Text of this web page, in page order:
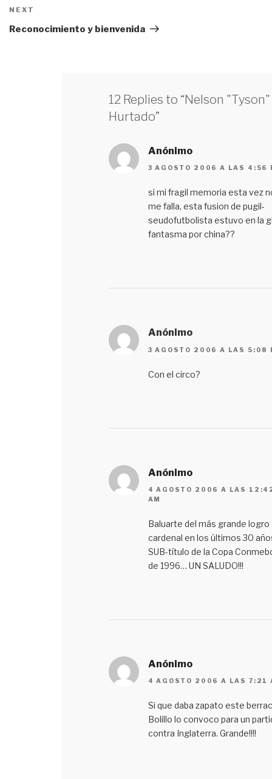
Next
Post
NEXT
Reconocimiento y bienvenida
12 Replies to “Nelson "Tyson"
Hurtado”
Anónimo
3 AGOSTO 2006 A LAS 4:56
si mi fragil memoria esta vez
me falla, esta fusion de pugil-
seudofutbolista estuvo en la
fantasma por china??
Anónimo
3 AGOSTO 2006 A LAS 5:08
Con el circo?
Anónimo
4 AGOSTO 2006 A LAS
AM
Baluarte del más grande logro
cardenal en los últimos 30
SUB-título de la Copa
de 1996… UN SALUDO!!!
Anónimo
4 AGOSTO 2006 A LAS 7:21
Si que daba zapato este
Bolillo lo convoco para un
contra Inglaterra. Grande!!!!